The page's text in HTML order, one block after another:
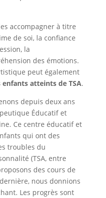
accompagner à titre
de soi, la confiance
la
des émotions.
peut également
atteints de TSA.
depuis deux ans
Éducatif et
Ce centre éducatif et
qui ont des
troubles du
(TSA, entre
des cours de
nous donnions
Les progrès sont